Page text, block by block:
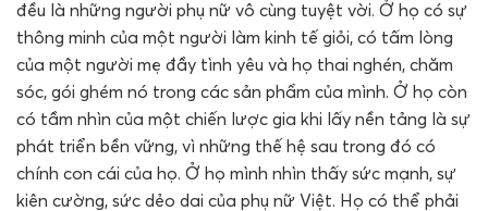
đều là những người phụ nữ vô cùng tuyệt vời. Ở họ có sự
thông minh của một người làm kinh tế giỏi, có tấm lòng
của một người mẹ đầy tình yêu và họ thai nghén, chăm
sóc, gói ghém nó trong các sản phẩm của mình. Ở họ còn
có tầm nhìn của một chiến lược gia khi lấy nền tảng là sự
phát triển bền vững, vì những thế hệ sau trong đó có
chính con cái của họ. Ở họ mình nhìn thấy sức mạnh, sự
kiên cường, sức dẻo dai của phụ nữ Việt. Họ có thể phải